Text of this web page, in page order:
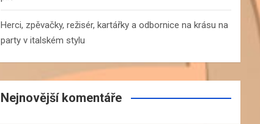
Herci, zpěvačky, režisér, kartářky a odbornice na krásu na
party v italském stylu
Nejnovější komentáře